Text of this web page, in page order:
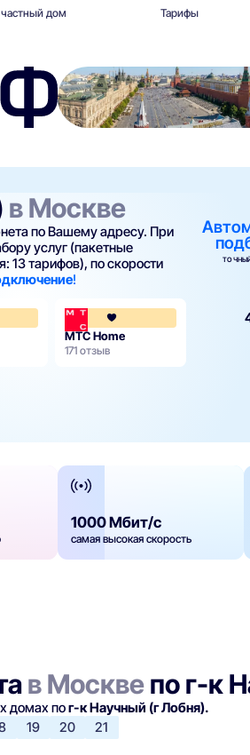
дом Тарифы
в Москве
по Вашему адресу. При
услуг (пакетные
13 тарифов), по скорости
!
4.1
МТС Home
171 отзыв
1000 Мбит/с
самая высокая скорость
в Москвепо г-к
домах пог-к Научный (г Лобня).
19 20 21